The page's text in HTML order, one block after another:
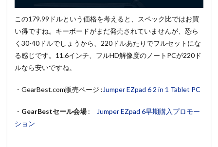
この179.99ドルという価格を考えると、スペック比ではお買
い得ですね。キーボードがまだ発売されていませんが、恐ら
く30-40ドルでしょうから、220ドルあたりでフルセットにな
る感じです。11.6インチ、フルHD解像度のノートPCが220ド
ルなら安いですね。
・GearBest.com販売ページ :Jumper EZpad 6 2 in 1 Tablet PC
・ GearBestセール会場:
Jumper EZpad 6早期購入プロモー
ション